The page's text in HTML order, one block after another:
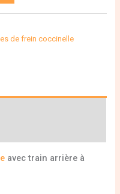
de frein coccinelle
avec train arrière à